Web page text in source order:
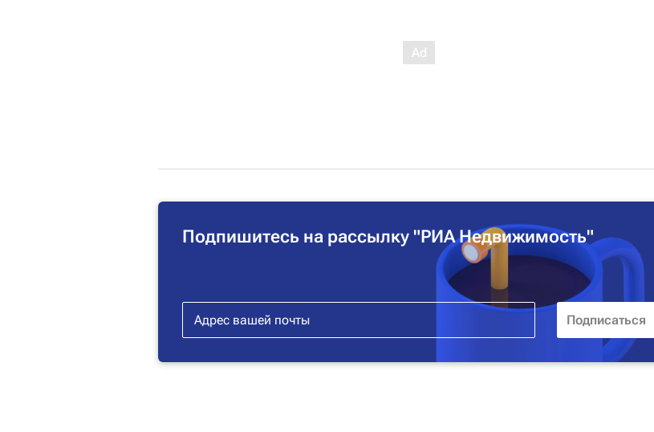
Подпишитесь на рассылку "РИА Недвижимость"